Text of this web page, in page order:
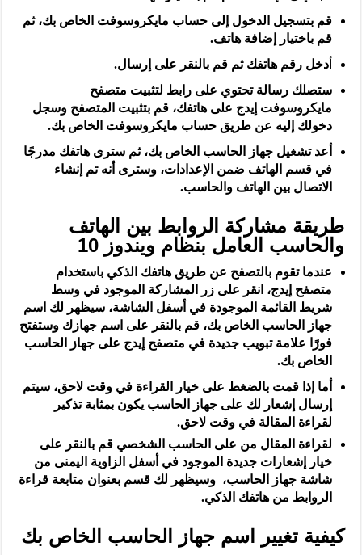
قم بتسجيل الدخول إلى حساب مايكروسوفت الخاص بك، ثم
قم باختيار إضافة هاتف.
دخل رقم هاتفك ثم قم بالنقر على إرسال.
ستصلك رسالة تحتوي على رابط لتثبيت متصفح
مايكروسوفت إيدج على هاتفك، قم بتثبيت المتصفح وسجل
دخولك إليه عن طريق حساب مايكروسوفت الخاص بك.
أعد تشغيل جهاز الحاسب الخاص بك، ثم سترى هاتفك مدرجًا
في قسم الهاتف ضمن الإعدادات، وسترى أنه تم إنشاء
الاتصال بين الهاتف والحاسب.
طريقة مشاركة الروابط بين الهاتف
والحاسب العامل بنظام ويندوز 10
عندما تقوم بالتصفح عن طريق هاتفك الذكي باستخدام
متصفح إيدج، انقر على زر المشاركة الموجود في وسط
شريط القائمة الموجودة في أسفل الشاشة، سيظهر لك اسم
جهاز الحاسب الخاص بك، قم بالنقر على اسم جهازك وستفتح
فورًا علامة تبويب جديدة في متصفح إيدج على جهاز الحاسب
الخاص بك.
أما إذا قمت بالضغط على خيار القراءة في وقت لاحق، سيتم
إرسال إشعار لك على جهاز الحاسب يكون بمثابة تذكير
لقراءة المقالة في وقت لاحق.
لقراءة المقال من على الحاسب الشخصي قم بالنقر على
خيار إشعارات جديدة الموجود في أسفل الزاوية اليمنى من
شاشة جهاز الحاسب، وسيظهر لك قسم بعنوان متابعة قراءة
الروابط من هاتفك الذكي.
كيفية تغيير اسم جهاز الحاسب الخاص بك